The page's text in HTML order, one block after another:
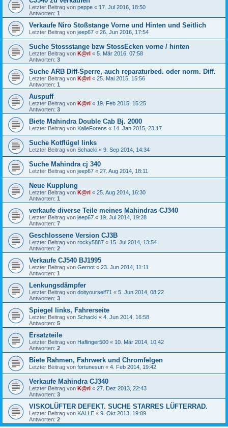
Letzter Beitrag von peppe « 17. Jul 2016, 18:50
Antworten: 1
Verkaufe Niro Stoßstange Vorne und Hinten und Seitlich
Letzter Beitrag von jeep67 « 26. Jun 2016, 17:54
Suche Stossstange bzw StossEcken vorne / hinten
Letzter Beitrag von K@rl « 5. Mär 2016, 07:58
Antworten: 3
Suche ARB Diff-Sperre, auch reparaturbed. oder norm. Diff.
Letzter Beitrag von K@rl « 25. Mai 2015, 15:56
Antworten: 1
Auspuff
Letzter Beitrag von K@rl « 19. Feb 2015, 15:25
Antworten: 3
Biete Mahindra Double Cab Bj. 2000
Letzter Beitrag von KalleForens « 14. Jan 2015, 23:17
Suche Kotflügel links
Letzter Beitrag von Schacki « 9. Sep 2014, 14:34
Suche Mahindra cj 340
Letzter Beitrag von jeep67 « 27. Aug 2014, 18:11
Neue Kupplung
Letzter Beitrag von K@rl « 25. Aug 2014, 16:30
Antworten: 1
verkaufe diverse Teile meines Mahindras CJ340
Letzter Beitrag von jeep67 « 19. Jul 2014, 19:28
Antworten: 7
Geschlossene Version CJ3B
Letzter Beitrag von rocky5887 « 15. Jul 2014, 13:54
Antworten: 2
Verkaufe CJ540 BJ1995
Letzter Beitrag von Gernot « 23. Jun 2014, 11:11
Antworten: 1
Lenkungsdämpfer
Letzter Beitrag von doityourself71 « 5. Jun 2014, 08:22
Antworten: 3
Spiegel links, Fahrerseite
Letzter Beitrag von Schacki « 4. Jun 2014, 16:58
Antworten: 5
Ersatzteile
Letzter Beitrag von Haflinger500 « 10. Mär 2014, 10:42
Antworten: 2
Biete Rahmen, Fahrwerk und Chromfelgen
Letzter Beitrag von fortunesun « 4. Feb 2014, 19:42
Verkaufe Mahindra CJ340
Letzter Beitrag von K@rl « 27. Dez 2013, 22:43
Antworten: 3
VISKOLÜFTER DEFEKT. SUCHE STARRES LÜFTERRAD.
Letzter Beitrag von KALLE « 9. Okt 2013, 19:09
Antworten: 2